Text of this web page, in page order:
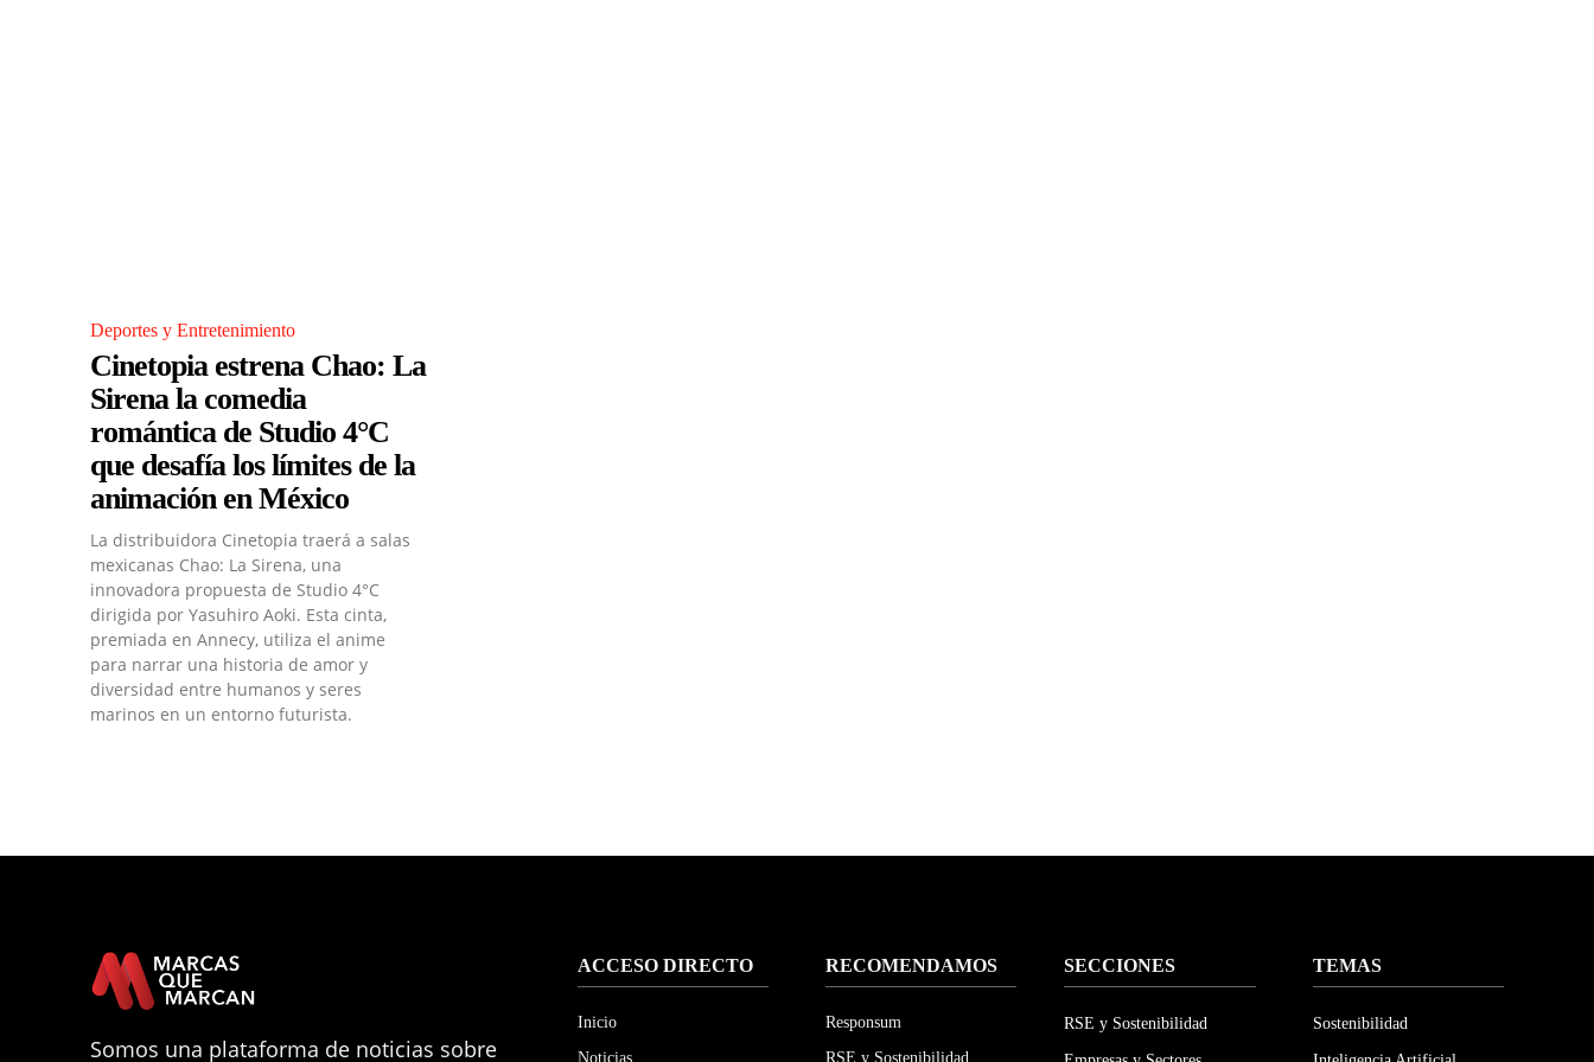
Deportes y Entretenimiento
Cinetopia estrena Chao: La
Sirena la comedia
romántica de Studio 4°C
que desafía los límites de la
animación en México
La distribuidora Cinetopia traerá a salas
mexicanas Chao: La Sirena, una
innovadora propuesta de Studio 4°C
dirigida por Yasuhiro Aoki. Esta cinta,
premiada en Annecy, utiliza el anime
para narrar una historia de amor y
diversidad entre humanos y seres
marinos en un entorno futurista.
Somos una plataforma de noticias sobre
ACCESO DIRECTO
Inicio
Noticias
RECOMENDAMOS
Responsum
RSE y Sostenibilidad
SECCIONES
RSE y Sostenibilidad
TEMAS
Sostenibilidad